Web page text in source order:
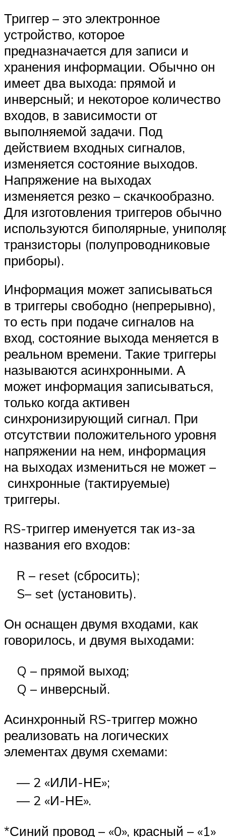
Триггер – это электронное
устройство, которое
предназначается для записи и
хранения информации. Обычно он
имеет два выхода: прямой и
инверсный; и некоторое количество
входов, в зависимости от
выполняемой задачи. Под
действием входных сигналов,
изменяется состояние выходов.
Напряжение на выходах
изменяется резко – скачкообразно.
Для изготовления триггеров обычно
используются биполярные,
транзисторы (полупроводниковые
приборы).
Информация может записываться
в триггеры свободно (непрерывно),
то есть при подаче сигналов на
вход, состояние выхода меняется в
реальном времени. Такие триггеры
называются асинхронными. А
может информация записываться,
только когда активен
синхронизирующий сигнал. При
отсутствии положительного уровня
напряжении на нем, информация
на выходах измениться не может –
синхронные (тактируемые)
триггеры.
RS-триггер именуется так из-за
названия его входов:
R – reset (сбросить);
S– set (установить).
Он оснащен двумя входами, как
говорилось, и двумя выходами:
Q – прямой выход;
Q – инверсный.
Асинхронный RS-триггер можно
реализовать на логических
элементах двумя схемами:
— 2 «ИЛИ-НЕ»;
— 2 «И-НЕ».
*Синий провод – «0», красный – «1»